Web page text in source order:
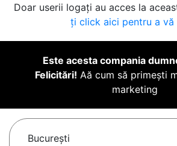
Doar userii logați au acces la
ți click aici pentru a vă
Este acesta compania
Felicitări! Aă cum să primești
marketing
Bucureşti